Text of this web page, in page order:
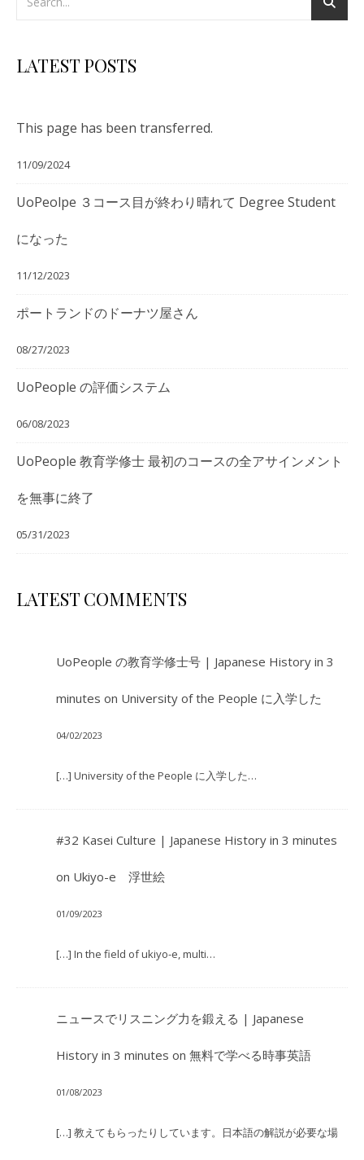
LATEST POSTS
This page has been transferred.
11/09/2024
UoPeolpe ３コース目が終わり晴れて Degree Student
になった
11/12/2023
ポートランドのドーナツ屋さん
08/27/2023
UoPeople の評価システム
06/08/2023
UoPeople 教育学修士 最初のコースの全アサインメント
を無事に終了
05/31/2023
LATEST COMMENTS
UoPeople の教育学修士号 | Japanese History in 3
minutes on University of the People に入学した
04/02/2023
[…] University of the People に入学した…
#32 Kasei Culture | Japanese History in 3 minutes
on Ukiyo-e 浮世絵
01/09/2023
[…] In the field of ukiyo-e, multi…
ニュースでリスニング力を鍛える | Japanese
History in 3 minutes on 無料で学べる時事英語
01/08/2023
[…] 教えてもらったりしています。日本語の解説が必要な場